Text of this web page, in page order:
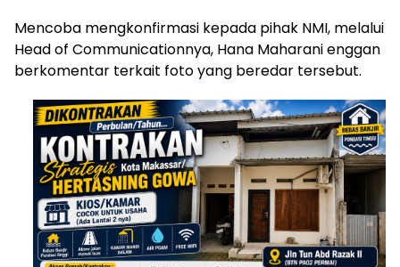
Mencoba mengkonfirmasi kepada pihak NMI, melalui
Head of Communicationnya, Hana Maharani enggan
berkomentar terkait foto yang beredar tersebut.